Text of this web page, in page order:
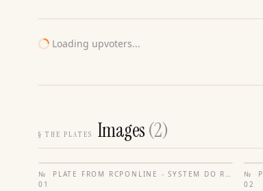
Loading upvoters...
§ THE PLATES Images(2)
№
01
· PLATE FROM RCPONLINE - SYSTEM DO REJESTRACJI CZASU PRACY PRZEZ INTERNET
№
02
·